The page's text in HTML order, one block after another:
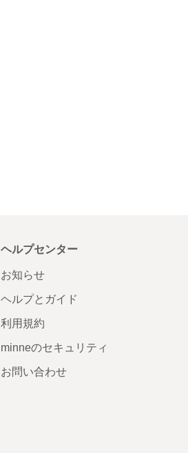
ヘルプセンター
お知らせ
ヘルプとガイド
利用規約
minneのセキュリティ
お問い合わせ